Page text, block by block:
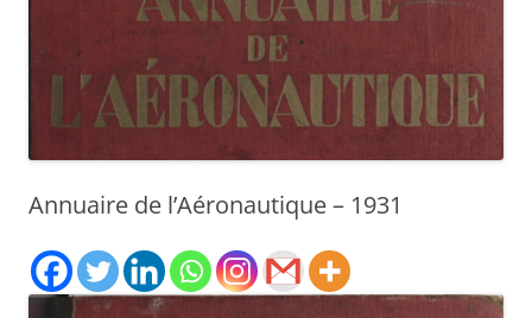
Annuaire de l’Aéronautique – 1931